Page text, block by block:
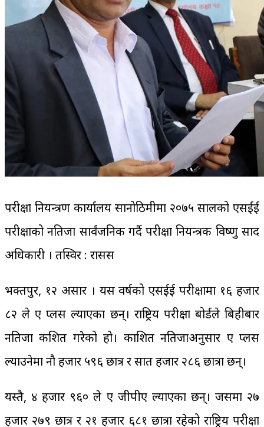
परीक्षा नियन्त्रण कार्यालय सानोठिमीमा २०७५ सालको एसईई
परीक्षाको नतिजा सार्वंजनिक गर्दै परीक्षा नियन्त्रक विष्णु प्रसाद
अधिकारी । तस्विर : रासस
भक्तपुर, १२ असार । यस वर्षको एसईई परीक्षामा १६ हजार
८२ ले ए प्लस ल्याएका छन्। राष्ट्रिय परीक्षा बोर्डले बिहीबार
नतिजा प्रकशित गरेको हो। प्रकाशित नतिजाअनुसार ए प्लस
ल्याउनेमा नौ हजार ५९६ छात्र र सात हजार २८६ छात्रा छन्।
यस्तै, ४ हजार ९६० ले ए जीपीए ल्याएका छन्। जसमा २७
हजार २७९ छात्र र २१ हजार ६८१ छात्रा रहेको राष्ट्रिय परीक्षा